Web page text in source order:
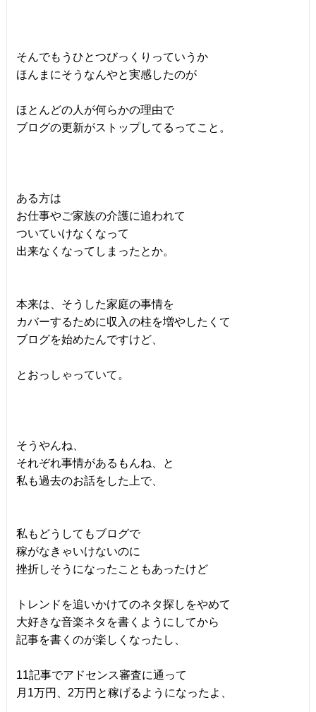
そんでもうひとつびっくりっていうか
ほんまにそうなんやと実感したのが
ほとんどの人が何らかの理由で
ブログの更新がストップしてるってこと。
ある方は
お仕事やご家族の介護に追われて
ついていけなくなって
出来なくなってしまったとか。
本来は、そうした家庭の事情を
カバーするために収入の柱を増やしたくて
ブログを始めたんですけど、
とおっしゃっていて。
そうやんね、
それぞれ事情があるもんね、と
私も過去のお話をした上で、
私もどうしてもブログで
稼がなきゃいけないのに
挫折しそうになったこともあったけど
トレンドを追いかけてのネタ探しをやめて
大好きな音楽ネタを書くようにしてから
記事を書くのが楽しくなったし、
11記事でアドセンス審査に通って
月1万円、2万円と稼げるようになったよ、